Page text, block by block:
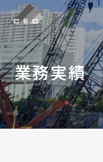
業務実績